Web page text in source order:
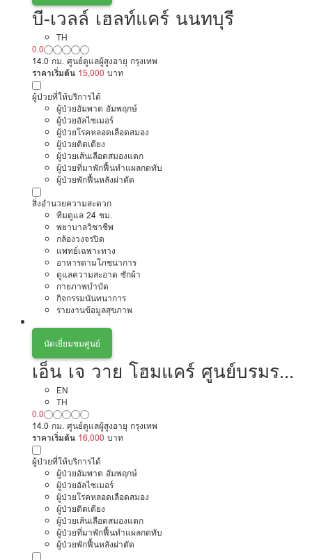
บี-เวลล์ เฮลท์แคร์ นนทบุรี
TH
0.0
14.0 กม. ศูนย์ดูแลผู้สูงอายุ กรุงเทพ
ราคาเริ่มต้น 15,000 บาท
ผู้ป่วยที่ให้บริการได้
ผู้ป่วยอัมพาต อัมพฤกษ์
ผู้ป่วยอัลไซเมอร์
ผู้ป่วยโรคหลอดเลือดสมอง
ผู้ป่วยติดเตียง
ผู้ป่วยเส้นเลือดสมองแตก
ผู้ป่วยที่มาพักฟื้นทำแผลกดทับ
ผู้ป่วยพักฟื้นหลังผ่าตัด
สิ่งอำนวยความสะดวก
ทีมดูแล 24 ชม.
พยาบาลวิชาชีพ
กล้องวงจรปิด
แพทย์เฉพาะทาง
อาหารตามโภชนาการ
ดูแลความสะอาด ซักผ้า
กายภาพบำบัด
กิจกรรมนันทนาการ
รายงานข้อมูลสุขภาพ
นัดเยี่ยมชมศูนย์
เอ็น เจ วาย โฮมแคร์ ศูนย์บรมราช
ชนนี 64
EN
TH
0.0
14.0 กม. ศูนย์ดูแลผู้สูงอายุ กรุงเทพ
ราคาเริ่มต้น 16,000 บาท
ผู้ป่วยที่ให้บริการได้
ผู้ป่วยอัมพาต อัมพฤกษ์
ผู้ป่วยอัลไซเมอร์
ผู้ป่วยโรคหลอดเลือดสมอง
ผู้ป่วยติดเตียง
ผู้ป่วยเส้นเลือดสมองแตก
ผู้ป่วยที่มาพักฟื้นทำแผลกดทับ
ผู้ป่วยพักฟื้นหลังผ่าตัด